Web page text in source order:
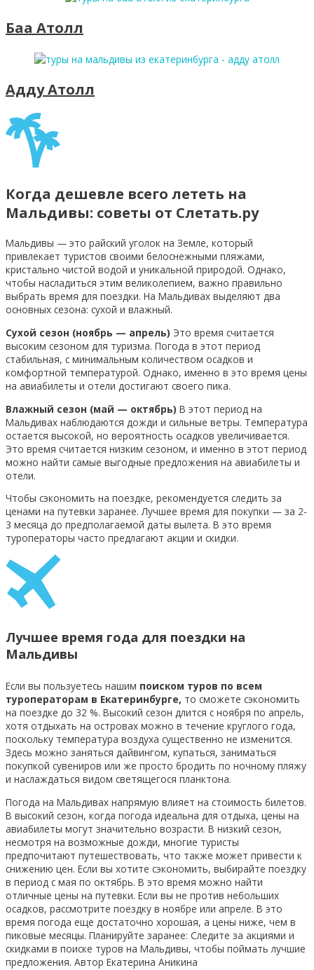
Баа Атолл
Адду Атолл
Когда дешевле всего лететь на
Мальдивы: советы от Слетать.ру
Мальдивы — это райский уголок на Земле, который
привлекает туристов своими белоснежными пляжами,
кристально чистой водой и уникальной природой. Однако,
чтобы насладиться этим великолепием, важно правильно
выбрать время для поездки. На Мальдивах выделяют два
основных сезона: сухой и влажный.
Сухой сезон (ноябрь — апрель) Это время считается
высоким сезоном для туризма. Погода в этот период
стабильная, с минимальным количеством осадков и
комфортной температурой. Однако, именно в это время цены
на авиабилеты и отели достигают своего пика.
Влажный сезон (май — октябрь) В этот период на
Мальдивах наблюдаются дожди и сильные ветры. Температура
остается высокой, но вероятность осадков увеличивается.
Это время считается низким сезоном, и именно в этот период
можно найти самые выгодные предложения на авиабилеты и
отели.
Чтобы сэкономить на поездке, рекомендуется следить за
ценами на путевки заранее. Лучшее время для покупки — за 2-
3 месяца до предполагаемой даты вылета. В это время
туроператоры часто предлагают акции и скидки.
Лучшее время года для поездки на
Мальдивы
Если вы пользуетесь нашим поиском туров по всем
туроператорам в Екатеринбурге, то сможете сэкономить
на поездке до 32 %. Высокий сезон длится с ноября по апрель,
хотя отдыхать на островах можно в течение круглого года,
поскольку температура воздуха существенно не изменится.
Здесь можно заняться дайвингом, купаться, заниматься
покупкой сувениров или же просто бродить по ночному пляжу
и наслаждаться видом светящегося планктона.
Погода на Мальдивах напрямую влияет на стоимость билетов.
В высокий сезон, когда погода идеальна для отдыха, цены на
авиабилеты могут значительно возрасти. В низкий сезон,
несмотря на возможные дожди, многие туристы
предпочитают путешествовать, что также может привести к
снижению цен. Если вы хотите сэкономить, выбирайте поездку
в период с мая по октябрь. В это время можно найти
отличные цены на путевки. Если вы не против небольших
осадков, рассмотрите поездку в ноябре или апреле. В это
время погода еще достаточно хорошая, а цены ниже, чем в
пиковые месяцы. Планируйте заранее: Следите за акциями и
скидками в поиске туров на Мальдивы, чтобы поймать лучшие
предложения. Автор Екатерина Аникина